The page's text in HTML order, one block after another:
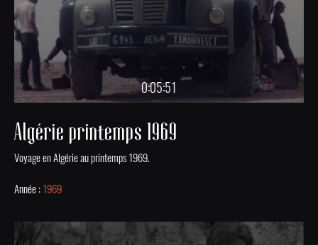
0:05:51
Algérie printemps 1969
Voyage en Algérie au printemps 1969.
Année : 1969